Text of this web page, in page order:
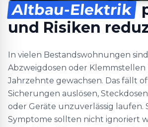
Altbau-Elektrik
und Risiken
In vielen Bestandswohnungen
Abzweigdosen oder Klemmstellen
Jahrzehnte gewachsen. Das fällt
Sicherungen auslösen,
oder Geräte unzuverlässig laufen.
Symptome sollten nicht ignoriert